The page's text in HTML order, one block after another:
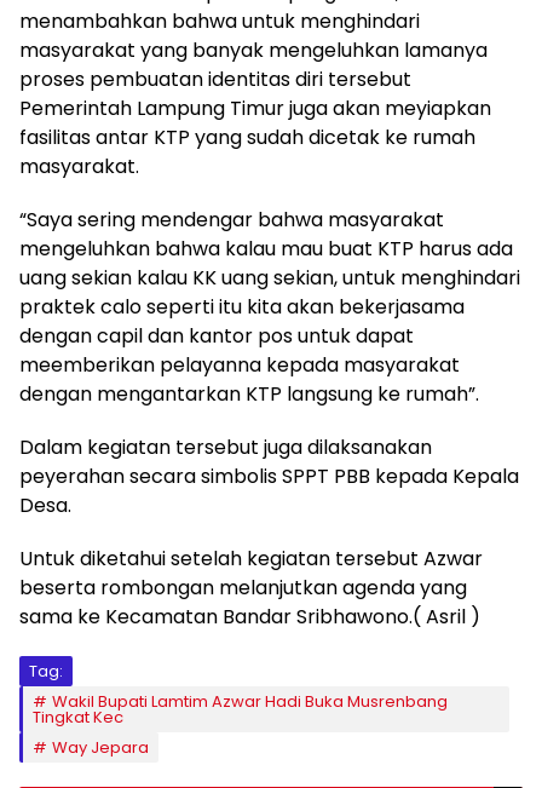
menambahkan bahwa untuk menghindari
masyarakat yang banyak mengeluhkan lamanya
proses pembuatan identitas diri tersebut
Pemerintah Lampung Timur juga akan meyiapkan
fasilitas antar KTP yang sudah dicetak ke rumah
masyarakat.
“Saya sering mendengar bahwa masyarakat
mengeluhkan bahwa kalau mau buat KTP harus ada
uang sekian kalau KK uang sekian, untuk menghindari
praktek calo seperti itu kita akan bekerjasama
dengan capil dan kantor pos untuk dapat
meemberikan pelayanna kepada masyarakat
dengan mengantarkan KTP langsung ke rumah”.
Dalam kegiatan tersebut juga dilaksanakan
peyerahan secara simbolis SPPT PBB kepada Kepala
Desa.
Untuk diketahui setelah kegiatan tersebut Azwar
beserta rombongan melanjutkan agenda yang
sama ke Kecamatan Bandar Sribhawono.( Asril )
Tag:
Wakil Bupati Lamtim Azwar Hadi Buka Musrenbang
Tingkat Kec
Way Jepara